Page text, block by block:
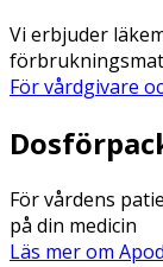
Vi erbjuder
För vårdgivare
För vårdens
på din medicin
Läs mer om